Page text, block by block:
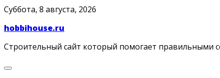
Skip
content
Суббота, 8 августа, 2026
hobbihouse.ru
Строительный сайт который помогает правильными